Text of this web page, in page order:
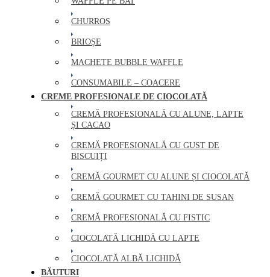
CHURROS
BRIOȘE
MACHETE BUBBLE WAFFLE
CONSUMABILE – COACERE
CREME PROFESIONALE DE CIOCOLATĂ
CREMĂ PROFESIONALĂ CU ALUNE, LAPTE
ȘI CACAO
CREMĂ PROFESIONALĂ CU GUST DE
BISCUIȚI
CREMĂ GOURMET CU ALUNE ȘI CIOCOLATĂ
CREMĂ GOURMET CU TAHINI DE SUSAN
CREMĂ PROFESIONALĂ CU FISTIC
CIOCOLATĂ LICHIDĂ CU LAPTE
CIOCOLATĂ ALBĂ LICHIDĂ
BĂUTURI